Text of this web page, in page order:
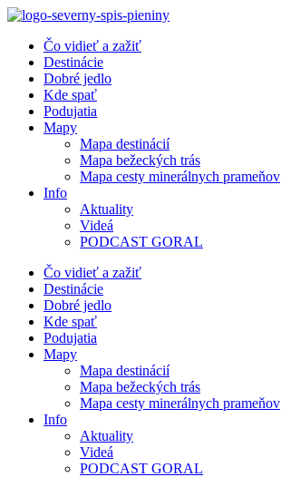
Preskočiť
obsah
Čo vidieť a zažiť
Destinácie
Dobré jedlo
Kde spať
Podujatia
Mapy
Mapa destinácií
Mapa bežeckých trás
Mapa cesty minerálnych prameňov
Info
Aktuality
Videá
PODCAST GORAL
Čo vidieť a zažiť
Destinácie
Dobré jedlo
Kde spať
Podujatia
Mapy
Mapa destinácií
Mapa bežeckých trás
Mapa cesty minerálnych prameňov
Info
Aktuality
Videá
PODCAST GORAL